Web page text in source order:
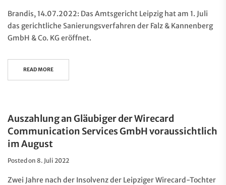
Brandis, 14.07.2022: Das Amtsgericht Leipzig hat am 1. Juli
das gerichtliche Sanierungsverfahren der Falz & Kannenberg
GmbH & Co. KG eröffnet.
READ MORE
Auszahlung an Gläubiger der Wirecard
Communication Services GmbH voraussichtlich
im August
Posted on 8. Juli 2022
Zwei Jahre nach der Insolvenz der Leipziger Wirecard-Tochter